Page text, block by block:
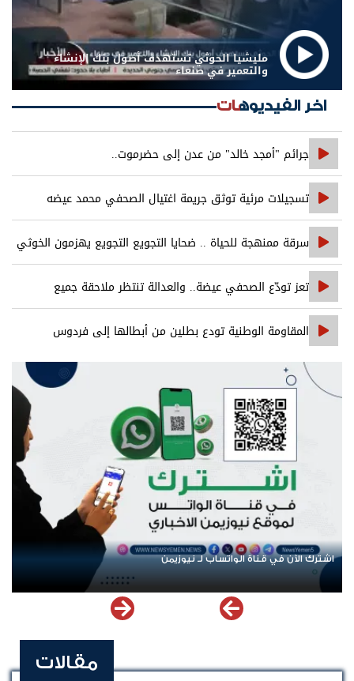
مليشيا الحوثي تستهدف أصول بنك الإنشاء
والتعمير في صنعاء
اخر الفيديوهات
جرائم "أمجد خالد" من عدن إلى حضرموت..
تسجيلات مرئية توثق جريمة اغتيال الصحفي محمد عيضه
سرقة ممنهجة للحياة .. ضحايا التجويع التجويع يهزمون الخوثي
تعز تودّع الصحفي عيضة.. والعدالة تنتظر ملاحقة جميع
المتورطين
المقاومة الوطنية تودع بطلين من أبطالها إلى فردوس
الشهداء في المخا
اشترك الآن في قناة الواتساب لـ نيوزيمن
مقالات